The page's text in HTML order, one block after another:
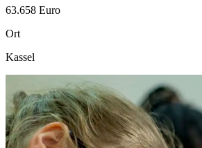
63.658 Euro
Ort
Kassel